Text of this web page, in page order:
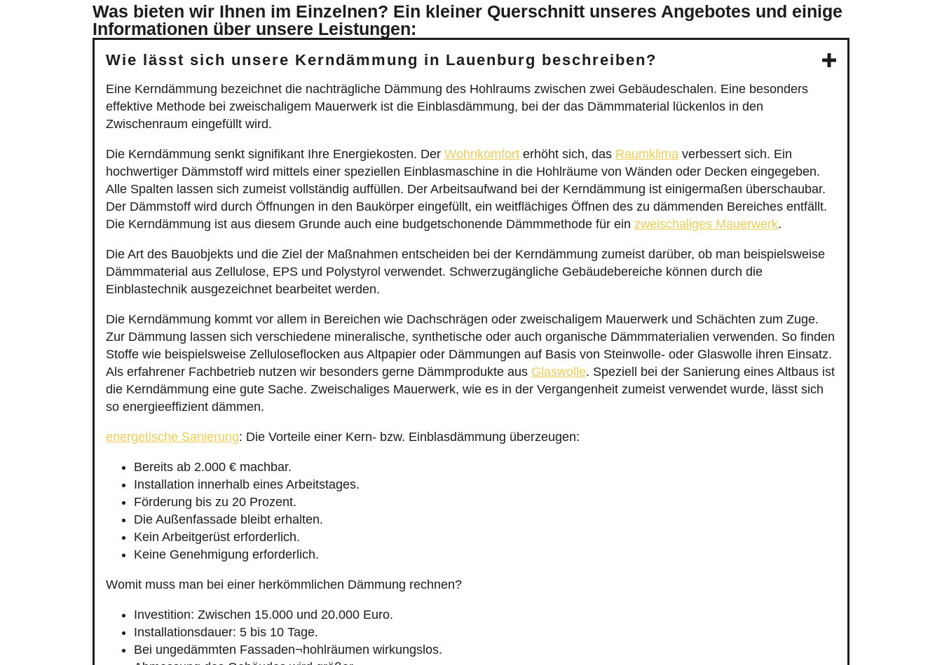
Was bieten wir Ihnen im Einzelnen? Ein kleiner Querschnitt unseres Angebotes und einige
Informationen über unsere Leistungen:
Wie lässt sich unsere Kerndämmung in Lauenburg beschreiben?
Eine Kerndämmung bezeichnet die nachträgliche Dämmung des Hohlraums zwischen zwei Gebäudeschalen. Eine besonders
effektive Methode bei zweischaligem Mauerwerk ist die Einblasdämmung, bei der das Dämmmaterial lückenlos in den
Zwischenraum eingefüllt wird.
Die Kerndämmung senkt signifikant Ihre Energiekosten. Der Wohnkomfort erhöht sich, das Raumklima verbessert sich. Ein
hochwertiger Dämmstoff wird mittels einer speziellen Einblasmaschine in die Hohlräume von Wänden oder Decken eingegeben.
Alle Spalten lassen sich zumeist vollständig auffüllen. Der Arbeitsaufwand bei der Kerndämmung ist einigermaßen überschaubar.
Der Dämmstoff wird durch Öffnungen in den Baukörper eingefüllt, ein weitflächiges Öffnen des zu dämmenden Bereiches entfällt.
Die Kerndämmung ist aus diesem Grunde auch eine budgetschonende Dämmmethode für ein zweischaliges Mauerwerk.
Die Art des Bauobjekts und die Ziel der Maßnahmen entscheiden bei der Kerndämmung zumeist darüber, ob man beispielsweise
Dämmmaterial aus Zellulose, EPS und Polystyrol verwendet. Schwerzugängliche Gebäudebereiche können durch die
Einblastechnik ausgezeichnet bearbeitet werden.
Die Kerndämmung kommt vor allem in Bereichen wie Dachschrägen oder zweischaligem Mauerwerk und Schächten zum Zuge.
Zur Dämmung lassen sich verschiedene mineralische, synthetische oder auch organische Dämmmaterialien verwenden. So finden
Stoffe wie beispielsweise Zelluloseflocken aus Altpapier oder Dämmungen auf Basis von Steinwolle- oder Glaswolle ihren Einsatz.
Als erfahrener Fachbetrieb nutzen wir besonders gerne Dämmprodukte aus Glaswolle. Speziell bei der Sanierung eines Altbaus ist
die Kerndämmung eine gute Sache. Zweischaliges Mauerwerk, wie es in der Vergangenheit zumeist verwendet wurde, lässt sich
so energieeffizient dämmen.
energetische Sanierung: Die Vorteile einer Kern- bzw. Einblasdämmung überzeugen:
Bereits ab 2.000 € machbar.
Installation innerhalb eines Arbeitstages.
Förderung bis zu 20 Prozent.
Die Außenfassade bleibt erhalten.
Kein Arbeitgerüst erforderlich.
Keine Genehmigung erforderlich.
Womit muss man bei einer herkömmlichen Dämmung rechnen?
Investition: Zwischen 15.000 und 20.000 Euro.
Installationsdauer: 5 bis 10 Tage.
Bei ungedämmten Fassaden¬hohlräumen wirkungslos.